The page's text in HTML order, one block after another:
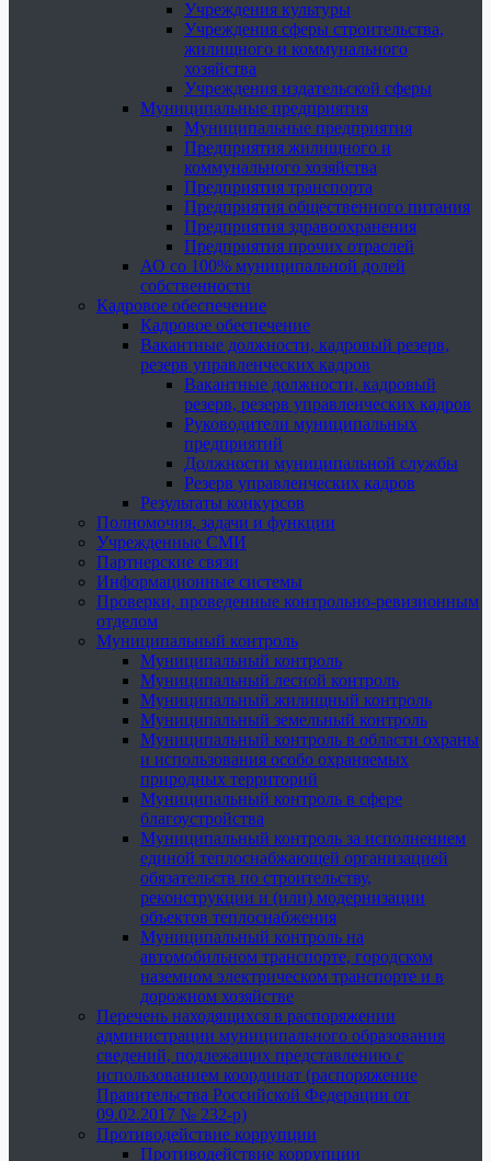
Учреждения культуры
Учреждения сферы строительства,
жилищного и коммунального
хозяйства
Учреждения издательской сферы
Муниципальные предприятия
Муниципальные предприятия
Предприятия жилищного и
коммунального хозяйства
Предприятия транспорта
Предприятия общественного питания
Предприятия здравоохранения
Предприятия прочих отраслей
АО со 100% муниципальной долей
собственности
Кадровое обеспечение
Кадровое обеспечение
Вакантные должности, кадровый резерв,
резерв управленческих кадров
Вакантные должности, кадровый
резерв, резерв управленческих кадров
Руководители муниципальных
предприятий
Должности муниципальной службы
Резерв управленческих кадров
Результаты конкурсов
Полномочия, задачи и функции
Учрежденные СМИ
Партнерские связи
Информационные системы
Проверки, проведенные контрольно-ревизионным
отделом
Муниципальный контроль
Муниципальный контроль
Муниципальный лесной контроль
Муниципальный жилищный контроль
Муниципальный земельный контроль
Муниципальный контроль в области охраны
и использования особо охраняемых
природных территорий
Муниципальный контроль в сфере
благоустройства
Муниципальный контроль за исполнением
единой теплоснабжающей организацией
обязательств по строительству,
реконструкции и (или) модернизации
объектов теплоснабжения
Муниципальный контроль на
автомобильном транспорте, городском
наземном электрическом транспорте и в
дорожном хозяйстве
Перечень находящихся в распоряжении
администрации муниципального образования
сведений, подлежащих представлению с
использованием координат (распоряжение
Правительства Российской Федерации от
09.02.2017 № 232-р)
Противодействие коррупции
Противодействие коррупции